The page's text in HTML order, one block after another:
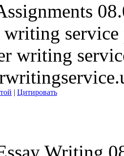
writing
writing
| Цитировать